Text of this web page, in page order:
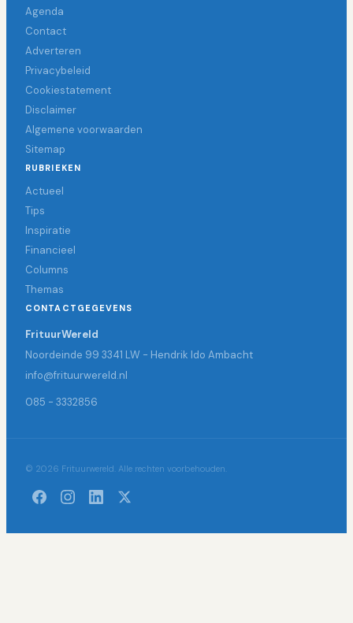
Agenda
Contact
Adverteren
Privacybeleid
Cookiestatement
Disclaimer
Algemene voorwaarden
Sitemap
RUBRIEKEN
Actueel
Tips
Inspiratie
Financieel
Columns
Themas
CONTACTGEGEVENS
FrituurWereld
Noordeinde 99 3341 LW - Hendrik Ido Ambacht
info@frituurwereld.nl
085 - 3332856
© 2026 Frituurwereld. Alle rechten voorbehouden.